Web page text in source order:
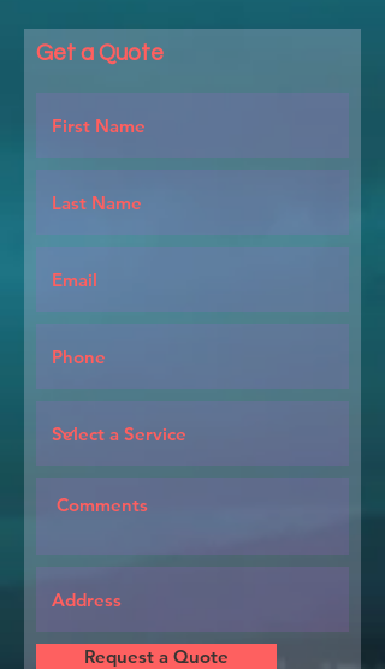
Get a Quote
Request a Quote